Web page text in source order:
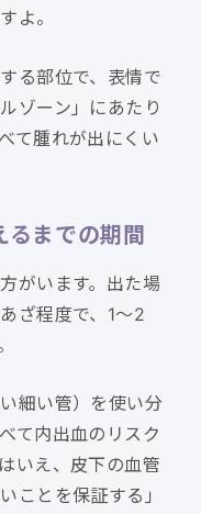
よ。
る部位で、表情で
ゾーン」にあたり
て腫れが出にくい
るまでの期間
がいます。出た場
ざ程度で、1〜2
細い管）を使い分
て内出血のリスク
いえ、皮下の血管
ことを保証する」